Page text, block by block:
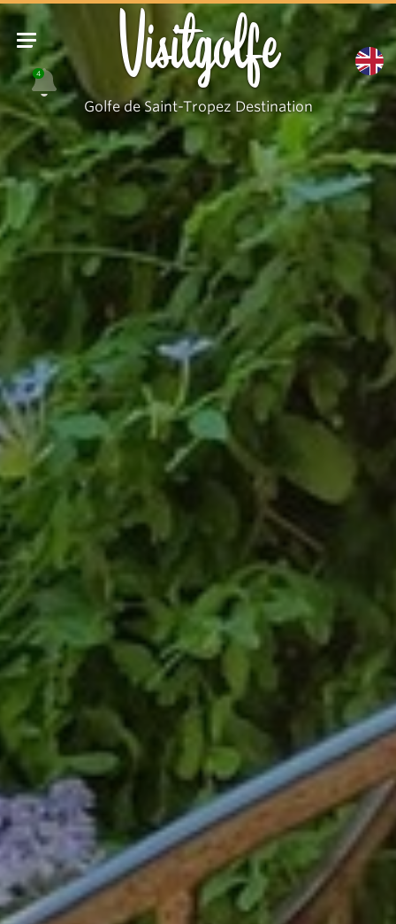
4 Visitgolfe
Golfe de Saint-Tropez Destination
Escalier
Eiffel